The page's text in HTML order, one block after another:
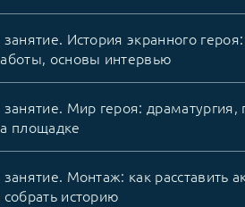
занятие. История экранного
основы интервью
занятие. Мир героя: драматургия,
площадке
занятие. Монтаж: как расставить
собрать историю